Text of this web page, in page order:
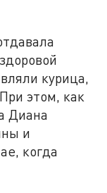
курица,
этом, как
Диана
и
когда